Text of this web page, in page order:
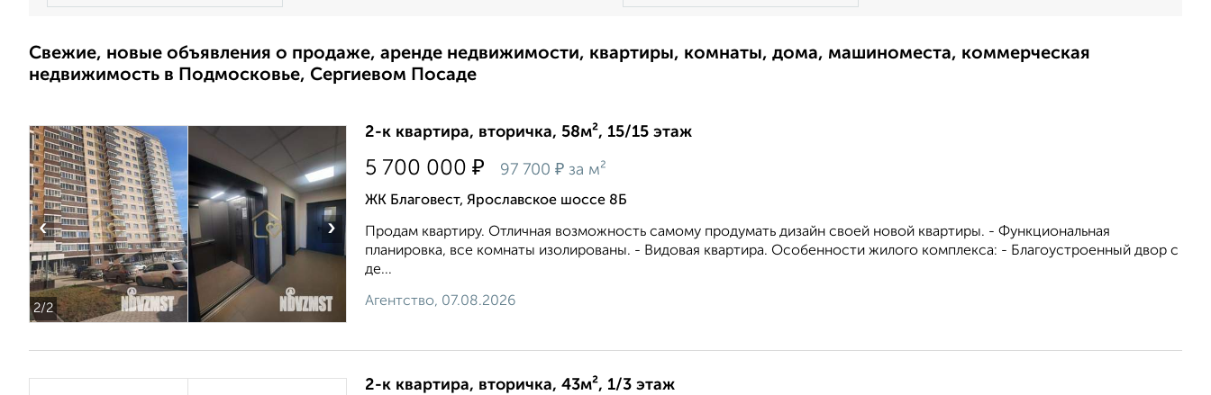
Свежие, новые объявления о продаже, аренде недвижимости, квартиры, комнаты, дома, машиноместа, коммерческая
недвижимость в Подмосковье, Сергиевом Посаде
2/2
‹ ›
2-к квартира, вторичка, 58м², 15/15 этаж
5 700 000 ₽ 97 700 ₽ за м²
ЖК Благовест, Ярославское шоссе 8Б
Продам квартиру. Отличная возможность самому продумать дизайн своей новой квартиры. - Функциональная
планировка, все комнаты изолированы. - Видовая квартира. Особенности жилого комплекса: - Благоустроенный двор с
де...
Агентство, 07.08.2026
2-к квартира, вторичка, 43м², 1/3 этаж